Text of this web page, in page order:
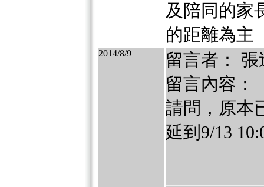
及陪同的家
的距離為主
2014/8/9
留言者： 張
留言內容：
請問，原本
延到9/13